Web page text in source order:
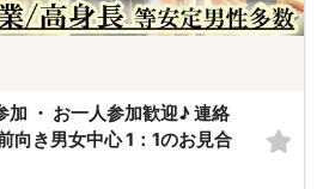
加 ・ お一人参加歓迎♪ 連絡
向き男女中心 1：1のお見合